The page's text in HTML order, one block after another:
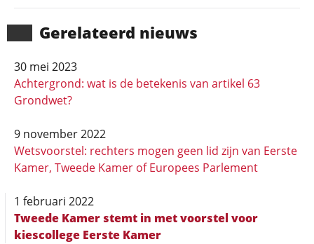
Gerela­teerd nieuws
30 mei 2023
Achtergrond: wat is de betekenis van artikel 63
Grondwet?
9 november 2022
Wetsvoorstel: rechters mogen geen lid zijn van Eerste
Kamer, Tweede Kamer of Europees Parlement
1 februari 2022
Tweede Kamer stemt in met voorstel voor
kiescollege Eerste Kamer